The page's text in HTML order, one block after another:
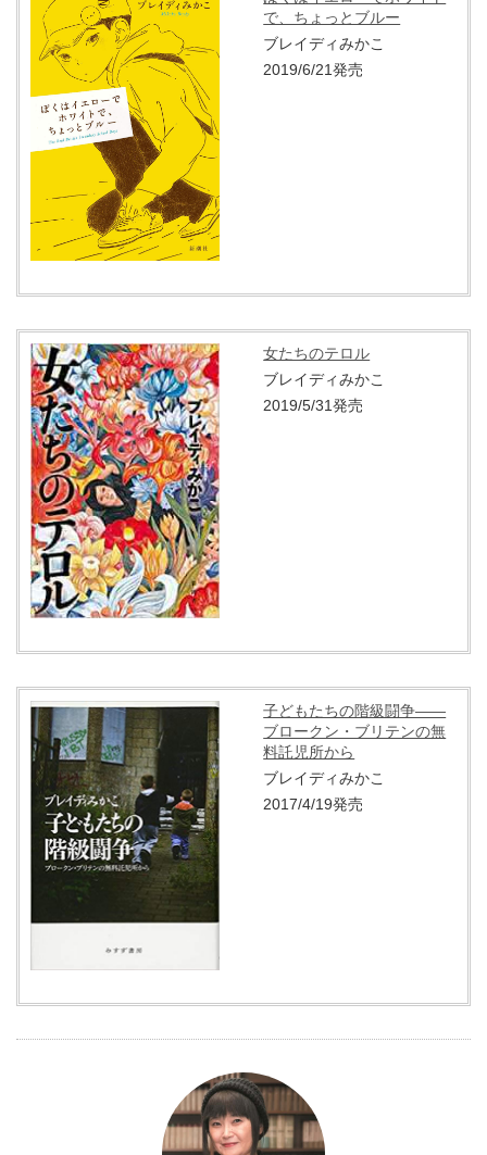
で、ちょっとブルー
ブレイディみかこ
2019/6/21発売
女たちのテロル
ブレイディみかこ
2019/5/31発売
子どもたちの階級闘争――
ブロークン・ブリテンの無
料託児所から
ブレイディみかこ
2017/4/19発売